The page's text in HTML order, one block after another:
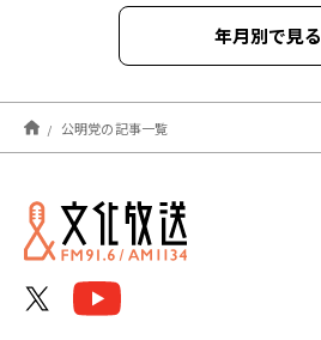
年月別で見る
2026年01月
2025年12月
2025年11月
公明党の記事一覧